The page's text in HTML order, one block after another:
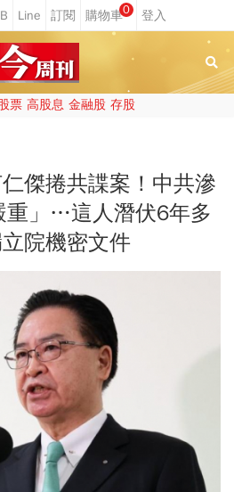
0
票 高股息 金融股 存股
傑捲共諜案！中共滲
重」…這人潛伏6年多
院機密文件